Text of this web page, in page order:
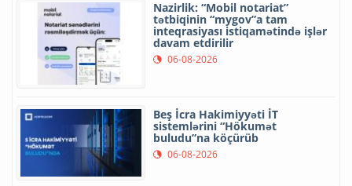
Nazirlik: “Mobil notariat”
tətbiqinin “mygov”a tam
inteqrasiyası istiqamətində işlər
davam etdirilir
06-08-2026
Beş İcra Hakimiyyəti İT
sistemlərini “Hökumət
buludu”na köçürüb
06-08-2026